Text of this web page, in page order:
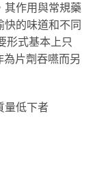
其作用與常規藥
的味道和不同
形式基本上只
片劑吞嚥而另
量低下者